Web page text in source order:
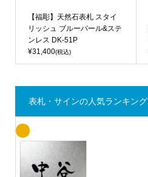
【福彫】天然石表札 スタイ
リッシュ ブルーパール&ステ
ンレス DK-51P
¥31,400(税込)
表札・サインの人気ランキング